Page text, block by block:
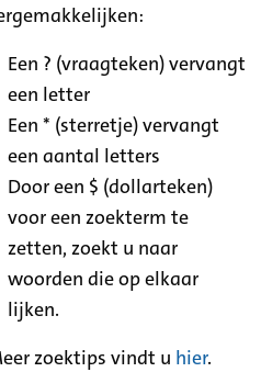
Een ? (vraagteken) vervangt
een letter
Een * (sterretje) vervangt
een aantal letters
Door een $ (dollarteken)
voor een zoekterm te
zetten, zoekt u naar
woorden die op elkaar
lijken.
zoektips vindt u hier.